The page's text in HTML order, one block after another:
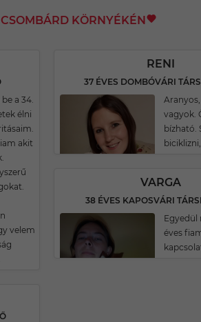
KÖRNYÉKÉN
a 34.
élni
akit
velem
RENI
37 ÉVES DOMBÓVÁRI
vagyok.
bízható.
VARGA
38 ÉVES KAPOSVÁRI
Egyedül
éves